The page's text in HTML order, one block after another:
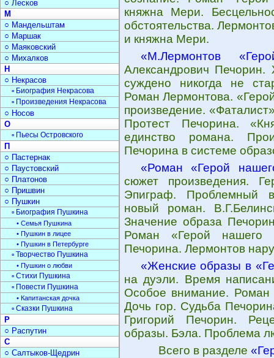
княжна Мери.
обстоятельства.
и княжна Мери.
«М.Лермонтов
Александрович Печорин.
суждено никогда не
Роман Лермонтова.
произведение.
Протест Печорина.
единство романа.
Печорина в системе
«Роман «Герой
сюжет произведения.
Эпиграф. Проблемный
новый роман.
Значение образа
Роман «Герой нашего
Печорина. Лермонтов
«Женские образы в
на дуэли. Время
Особое внимание.
Дочь гор. Судьба
Григорий Печорин.
образы. Бэла. Проблема
Всего в разделе
○ Лесков
М
○ Мандельштам
○ Маршак
○ Маяковский
○ Михалков
Н
○ Некрасов
▫ Биография Некрасова
▫ Произведения Некрасова
○ Носов
О
▫ Пьесы Островского
П
○ Пастернак
○ Паустовский
○ Платонов
○ Пришвин
○ Пушкин
▫ Биография Пушкина
• Семья Пушкина
• Пушкин в лицее
• Пушкин в Петербурге
▫ Творчество Пушкина
• Пушкин о любви
▫ Стихи Пушкина
▫ Повести Пушкина
• Капитанская дочка
▫ Сказки Пушкина
Р
○ Распутин
С
○ Салтыков-Щедрин